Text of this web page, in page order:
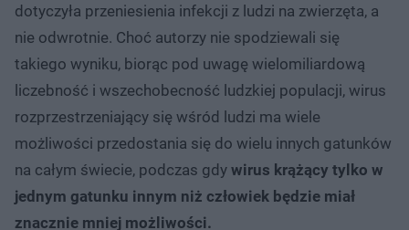
dotyczyła przeniesienia infekcji z ludzi na zwierzęta, a
nie odwrotnie. Choć autorzy nie spodziewali się
takiego wyniku, biorąc pod uwagę wielomiliardową
liczebność i wszechobecność ludzkiej populacji, wirus
rozprzestrzeniający się wśród ludzi ma wiele
możliwości przedostania się do wielu innych gatunków
na całym świecie, podczas gdy wirus krążący tylko w
jednym gatunku innym niż człowiek będzie miał
znacznie mniej możliwości.